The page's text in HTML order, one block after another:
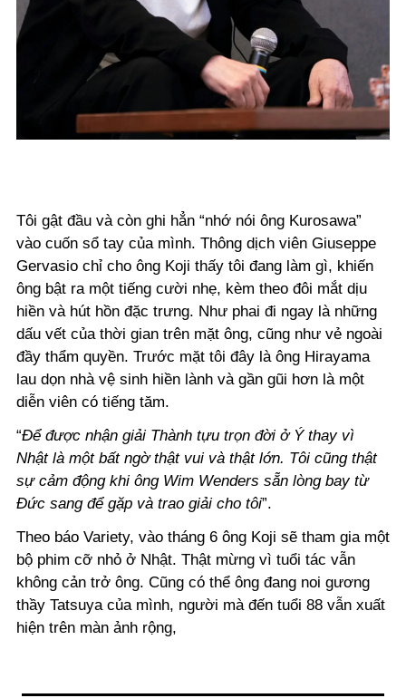
Tôi gật đầu và còn ghi hẳn “nhớ nói ông Kurosawa”
vào cuốn sổ tay của mình. Thông dịch viên Giuseppe
Gervasio chỉ cho ông Koji thấy tôi đang làm gì, khiến
ông bật ra một tiếng cười nhẹ, kèm theo đôi mắt dịu
hiền và hút hồn đặc trưng. Như phai đi ngay là những
dấu vết của thời gian trên mặt ông, cũng như vẻ ngoài
đầy thẩm quyền. Trước mặt tôi đây là ông Hirayama
lau dọn nhà vệ sinh hiền lành và gần gũi hơn là một
diễn viên có tiếng tăm.
“Để được nhận giải Thành tựu trọn đời ở Ý thay vì
Nhật là một bất ngờ thật vui và thật lớn. Tôi cũng thật
sự cảm động khi ông Wim Wenders sẵn lòng bay từ
Đức sang để gặp và trao giải cho tôi”.
Theo báo Variety, vào tháng 6 ông Koji sẽ tham gia một
bộ phim cỡ nhỏ ở Nhật. Thật mừng vì tuổi tác vẫn
không cản trở ông. Cũng có thể ông đang noi gương
thầy Tatsuya của mình, người mà đến tuổi 88 vẫn xuất
hiện trên màn ảnh rộng,